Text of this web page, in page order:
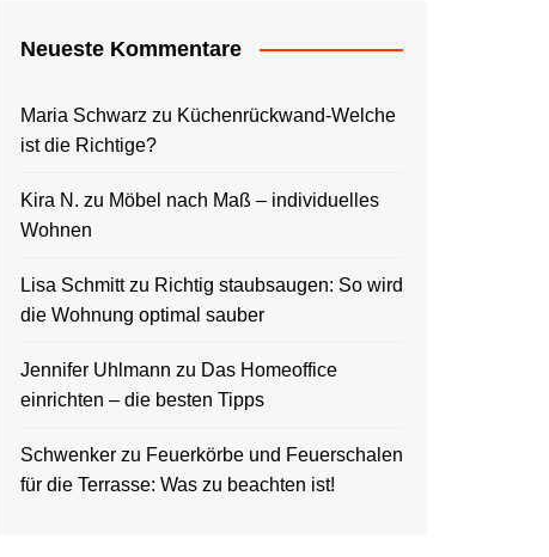
Neueste Kommentare
Maria Schwarz zu Küchenrückwand-Welche
ist die Richtige?
Kira N. zu Möbel nach Maß – individuelles
Wohnen
Lisa Schmittzu Richtig staubsaugen: So wird
die Wohnung optimal sauber
Jennifer Uhlmann zu Das Homeoffice
einrichten – die besten Tipps
Schwenker zu Feuerkörbe und Feuerschalen
für die Terrasse: Was zu beachten ist!